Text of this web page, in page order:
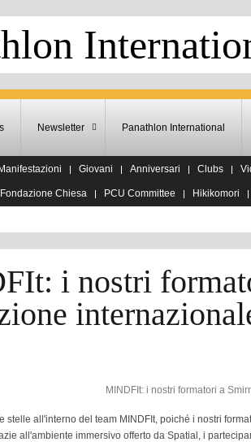
Newsletter Panathlon International
Manifestazioni Giovani Anniversari Clubs
Fondazione Chiesa PCU Committee Hikikomori
i nostri
stelle all'interno del team MINDFIt, poiché i nostri
all'ambiente immersivo offerto da Spatial, i